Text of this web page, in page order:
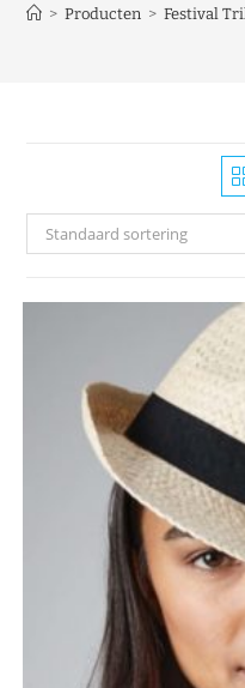
> Producten > Festival
Standaard sortering